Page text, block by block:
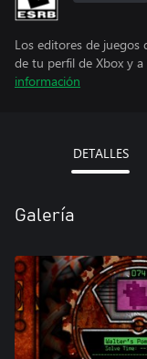
Los editores de juegos
de tu perfil de Xbox y
información
DETALLES
Galería